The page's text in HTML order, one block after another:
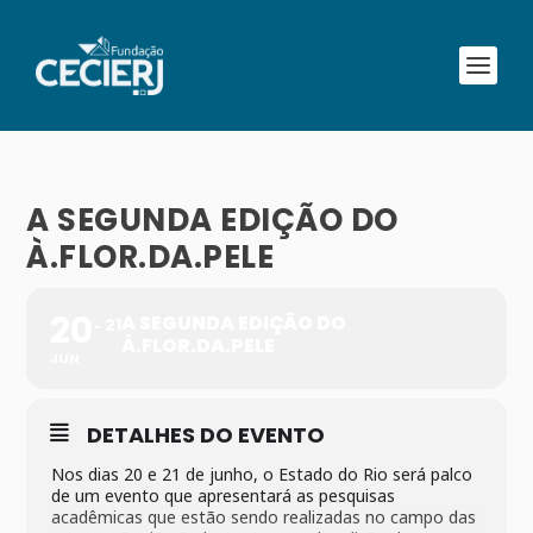
A SEGUNDA EDIÇÃO DO
À.FLOR.DA.PELE
DETALHES DO EVENTO
Nos dias 20 e 21 de junho, o Estado do Rio será palco
de um evento que apresentará as pesquisas
acadêmicas que estão sendo realizadas no campo das